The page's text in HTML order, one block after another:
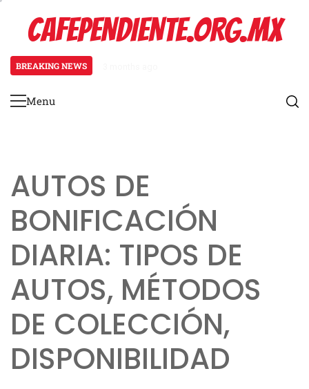
contentCAFEPENDIENTE.ORG.MX
BREAKING NEWS
Primary
Menu
AUTOS DE
BONIFICACIÓN
DIARIA: TIPOS DE
AUTOS, MÉTODOS
DE COLECCIÓN,
DISPONIBILIDAD